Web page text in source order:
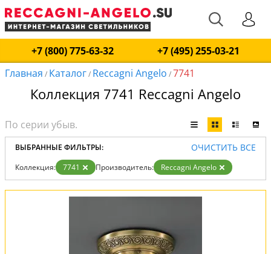
+7 (800) 775-63-32
+7 (495) 255-03-21
Главная / Каталог/ Reccagni Angelo /7741
Коллекция 7741 Reccagni Angelo
ВЫБРАННЫЕ ФИЛЬТРЫ: ОЧИСТИТЬ ВСЕ
Коллекция: 7741 Производитель: Reccagni Angelo